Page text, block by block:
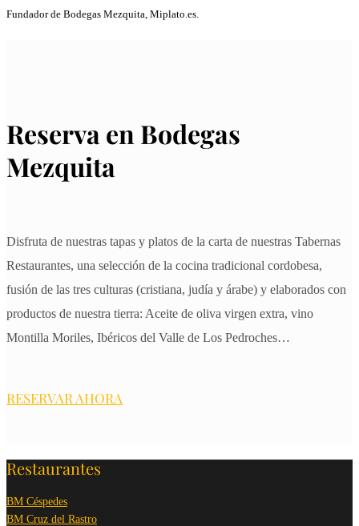
Fundador de Bodegas Mezquita, Miplato.es.
Reserva en Bodegas
Mezquita
Disfruta de nuestras tapas y platos de la carta de nuestras Tabernas
Restaurantes, una selección de la cocina tradicional cordobesa,
fusión de las tres culturas (cristiana, judía y árabe) y elaborados con
productos de nuestra tierra: Aceite de oliva virgen extra, vino
Montilla Moriles, Ibéricos del Valle de Los Pedroches…
RESERVAR AHORA
Restaurantes
BM Céspedes
BM Cruz del Rastro